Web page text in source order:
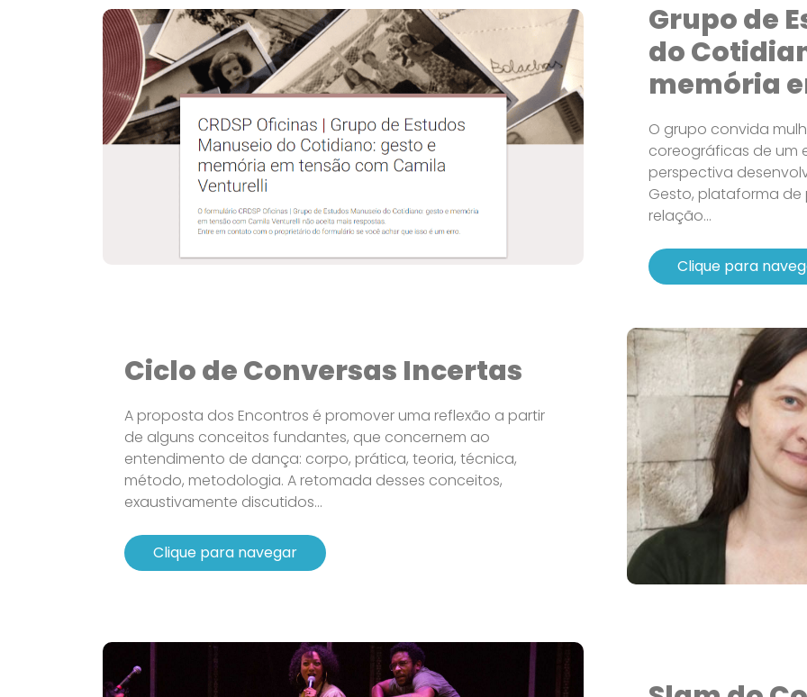
Grupo de
do
memória
O grupo convida
coreográficas de um
perspectiva
Gesto, plataforma
relação...
Clique para
Ciclo de Conversas Incertas
A proposta dos Encontros é promover uma reflexão a partir
de alguns conceitos fundantes, que concernem ao
entendimento de dança: corpo, prática, teoria, técnica,
método, metodologia. A retomada desses conceitos,
exaustivamente discutidos...
Clique para navegar